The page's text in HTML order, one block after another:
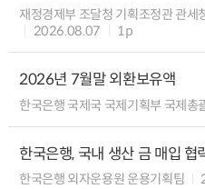
재정경제부 조달청 기획조정관 관세
2026.08.07
1p
2026년 7월말 외환보유액
한국은행 국제국 국제기획부 국제총
한국은행, 국내 생산 금 매입 협
한국은행 외자운용원 운용기획팀